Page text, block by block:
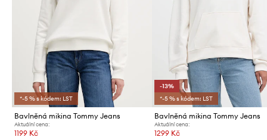
*-5 % s kódem: LST
Bavlněná mikina Tommy Jeans
Aktuální cena:
1199 Kč
-13%
*-5 % s kódem: LST
Bavlněná mikina Tommy Jeans
Aktuální cena:
1299 Kč